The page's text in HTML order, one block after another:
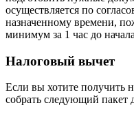
осуществляется по
назначенному времени,
минимум за 1 час до
Налоговый вычет
Если вы хотите получить
собрать следующий пакет